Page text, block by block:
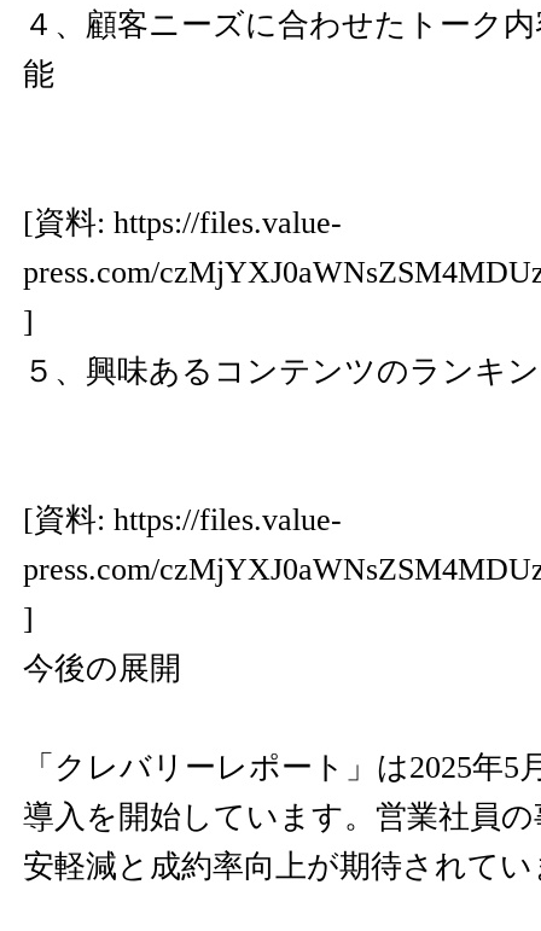
４、顧客ニーズに合わせたトーク
能
[資料: https://files.value-
press.com/
]
５、興味あるコンテンツのランキ
[資料: https://files.value-
press.com/
]
今後の展開
「クレバリーレポート」は2025年5
導入を開始しています。営業社員
安軽減と成約率向上が期待されて